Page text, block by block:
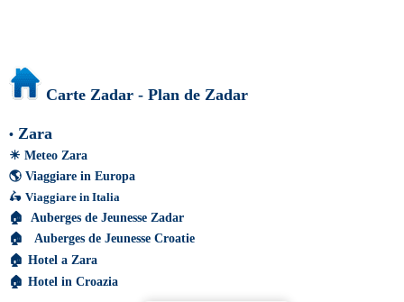
Carte Zadar - Plan de Zadar
• Zara
☀ Meteo Zara
🌎 Viaggiare in Europa
🛵 Viaggiare in Italia
🏠
Auberges de Jeunesse Zadar
🏠
Auberges de Jeunesse Croatie
🏠 Hotel a Zara
🏠 Hotel in Croazia